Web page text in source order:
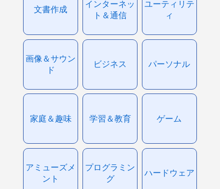
文書作成
インターネッ
ト＆通信
ユーティリテ
ィ
画像＆サウン
ド
ビジネス パーソナル
家庭＆趣味 学習＆教育 ゲーム
アミューズメ
ント
プログラミン
グ
ハードウェア